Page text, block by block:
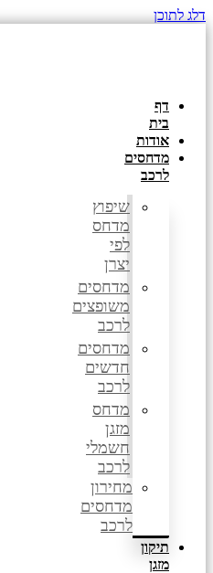
דלג לתוכן
דף
בית
אודות
מדחסים
לרכב
שיפוץ
מדחס
לפי
יצרן
מדחסים
משופצים
לרכב
מדחסים
חדשים
לרכב
מדחס
מזגן
חשמלי
לרכב
מחירון
מדחסים
לרכב
תיקון
מזגן